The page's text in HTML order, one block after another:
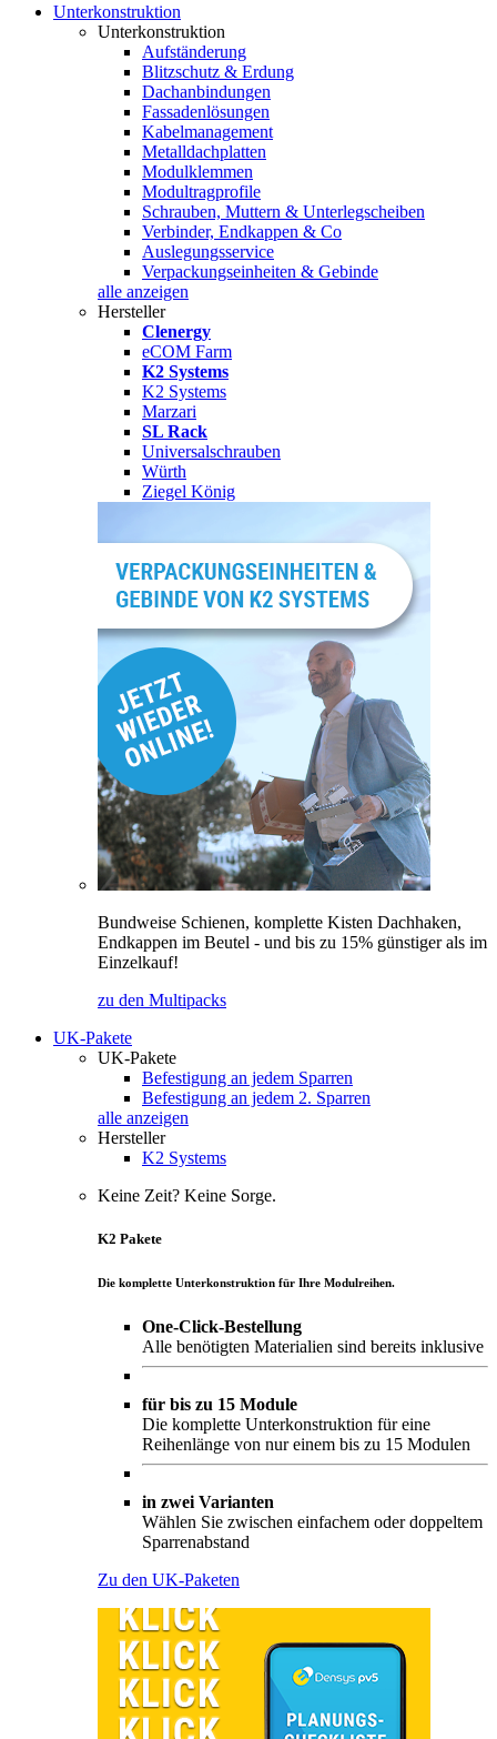
Unterkonstruktion
Unterkonstruktion
Aufständerung
Blitzschutz & Erdung
Dachanbindungen
Fassadenlösungen
Kabelmanagement
Metalldachplatten
Modulklemmen
Modultragprofile
Schrauben, Muttern & Unterlegscheiben
Verbinder, Endkappen & Co
Auslegungsservice
Verpackungseinheiten & Gebinde
alle anzeigen
Hersteller
Clenergy
eCOM Farm
K2 Systems
K2 Systems
Marzari
SL Rack
Universalschrauben
Würth
Ziegel König
Bundweise Schienen, komplette Kisten Dachhaken,
Endkappen im Beutel - und bis zu 15% günstiger als im
Einzelkauf!
zu den Multipacks
UK-Pakete
UK-Pakete
Befestigung an jedem Sparren
Befestigung an jedem 2. Sparren
alle anzeigen
Hersteller
K2 Systems
Keine Zeit? Keine Sorge.
K2 Pakete
Die komplette Unterkonstruktion für Ihre Modulreihen.
One-Click-Bestellung
Alle benötigten Materialien sind bereits inklusive
für bis zu 15 Module
Die komplette Unterkonstruktion für eine
Reihenlänge von nur einem bis zu 15 Modulen
in zwei Varianten
Wählen Sie zwischen einfachem oder doppeltem
Sparrenabstand
Zu den UK-Paketen